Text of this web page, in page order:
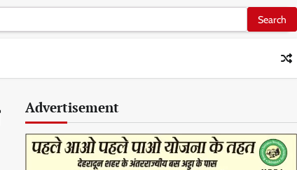
Advertisement